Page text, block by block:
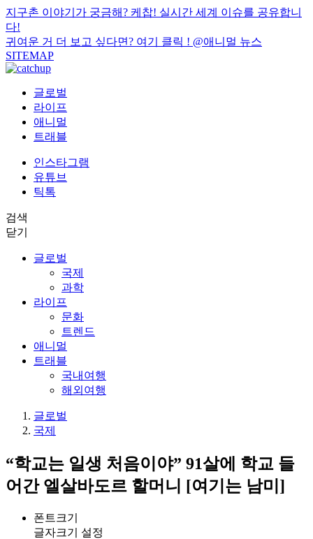
지구촌 이야기가 궁금해? 케찹! 실시간 세계 이슈를 공유합니
다!
귀여운 거 더 보고 싶다면? 여기 클릭 ! @애니멀 뉴스
SITEMAP
글로벌
라이프
애니멀
트래블
인스타그램
유튜브
틱톡
검색
닫기
글로벌
국제
과학
라이프
문화
트렌드
애니멀
트래블
국내여행
해외여행
글로벌
국제
“학교는 일생 처음이야” 91살에 학교 들
어간 엘살바도르 할머니 [여기는 남미]
폰트크기
글자크기 설정